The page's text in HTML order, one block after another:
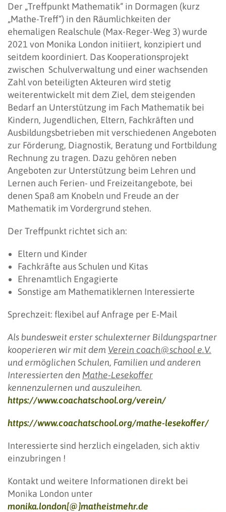
Der „Treffpunkt Mathematik“ in Dormagen (kurz
„Mathe-Treff“) in den Räumlichkeiten der
ehemaligen Realschule (Max-Reger-Weg 3) wurde
2021 von Monika London initiiert, konzipiert und
seitdem koordiniert. Das Kooperationsprojekt
zwischen Schulverwaltung und einer wachsenden
Zahl von beteiligten Akteuren wird stetig
weiterentwickelt mit dem Ziel, dem steigenden
Bedarf an Unterstützung im Fach Mathematik bei
Kindern, Jugendlichen, Eltern, Fachkräften und
Ausbildungsbetrieben mit verschiedenen Angeboten
zur Förderung, Diagnostik, Beratung und Fortbildung
Rechnung zu tragen. Dazu gehören neben
Angeboten zur Unterstützung beim Lehren und
Lernen auch Ferien- und Freizeitangebote, bei
denen Spaß am Knobeln und Freude an der
Mathematik im Vordergrund stehen.
Der Treffpunkt richtet sich an:
Eltern und Kinder
Fachkräfte aus Schulen und Kitas
Ehrenamtlich Engagierte
Sonstige am Mathematiklernen Interessierte
Sprechzeit: flexibel auf Anfrage per E-Mail
Als bundesweit erster schulexterner Bildungspartner
kooperieren wir mit dem Verein coach@school e.V.
und ermöglichen Schulen, Familien und anderen
Interessierten den Mathe-Lesekoffer
kennenzulernen und auszuleihen.
https://www.coachatschool.org/verein/
https://www.coachatschool.org/mathe-lesekoffer/
Interessierte sind herzlich eingeladen, sich aktiv
einzubringen !
Kontakt und weitere Informationen direkt bei
Monika London unter
monika.london[@]matheistmehr.de